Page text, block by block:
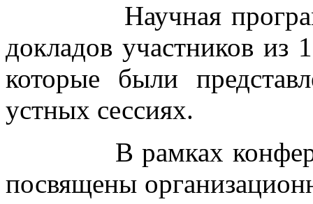
Научная программа
докладов участников из
которые были
устных сессиях.
В рамках
посвящены